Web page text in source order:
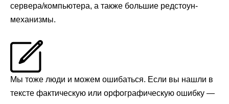
сервера/компьютера, а также большие редстоун-
механизмы.
Мы тоже люди и можем ошибаться. Если вы нашли в
тексте фактическую или орфографическую ошибку —